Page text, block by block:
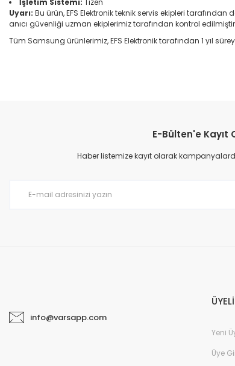
İşletim Sistemi: Tizen
Uyarı: Bu ürün, EFS Elektronik teknik servis ekipleri
anıcı güvenliği uzman ekiplerimiz tarafından kontrol
Tüm Samsung ürünlerimiz, EFS Elektronik tarafından 1 yıl
E-Bülten'e Kayıt
Haber listemize kayıt olarak
info@varsapp.com
Yeni
Üye